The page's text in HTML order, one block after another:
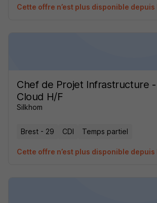
Cette offre n’est plus disponible
Chef de Projet Infrastructure
Cloud H/F
Silkhom
Brest - 29 CDI Temps partiel
Cette offre n’est plus disponible